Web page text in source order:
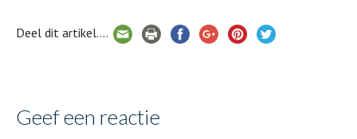
Deel dit artikel....
Geef een reactie